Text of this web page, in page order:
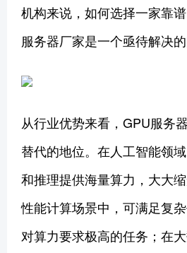
机构来说，如何选择一家靠
服务器厂家是一个亟待解决的
从行业优势来看，GPU服务
替代的地位。在人工智能领
和推理提供海量算力，大大
性能计算场景中，可满足复
对算力要求极高的任务；在